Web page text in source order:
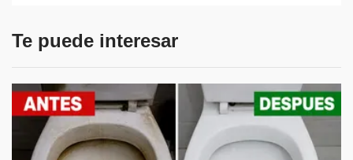
Te puede interesar